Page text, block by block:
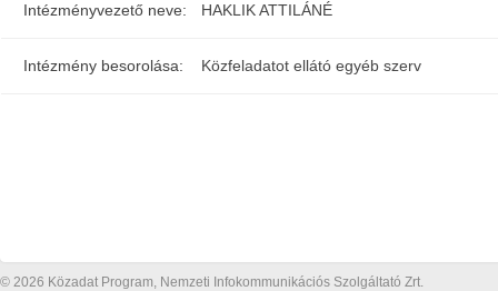
Intézményvezető neve: HAKLIK ATTILÁNÉ
Intézmény besorolása: Közfeladatot ellátó egyéb szerv
© 2026 Közadat Program, Nemzeti Infokommunikációs Szolgáltató Zrt.